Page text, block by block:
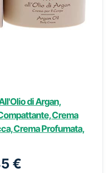
di Argan,
Crema
Crema Profumata,
€